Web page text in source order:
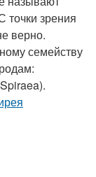
точки зрения
верно.
семейству